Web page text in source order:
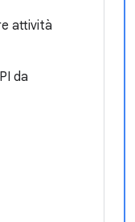
attività
da